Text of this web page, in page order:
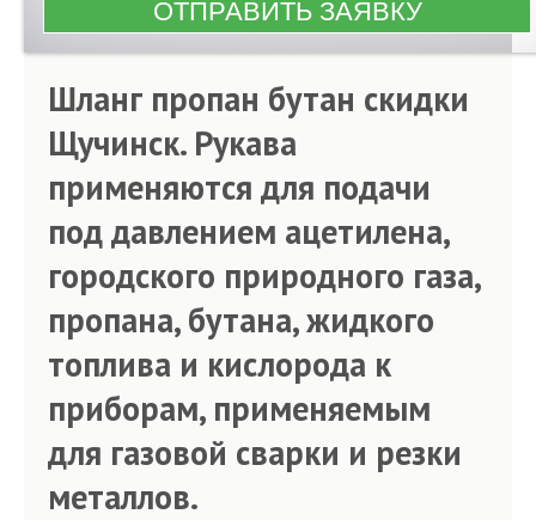
Шланг пропан бутан скидки
Щучинск. Рукава
применяются для подачи
под давлением ацетилена,
городского природного газа,
пропана, бутана, жидкого
топлива и кислорода к
приборам, применяемым
для газовой сварки и резки
металлов.